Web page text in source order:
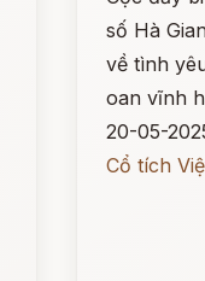
số Hà
về tình
oan vĩnh
20-05-
Cổ tích